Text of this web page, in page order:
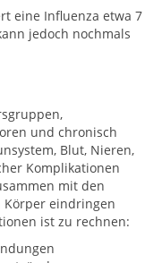
eine Influenza etwa 7
jedoch nochmals
und chronisch
Blut, Nieren,
Komplikationen
mit den
Körper eindringen
ist zu rechnen: